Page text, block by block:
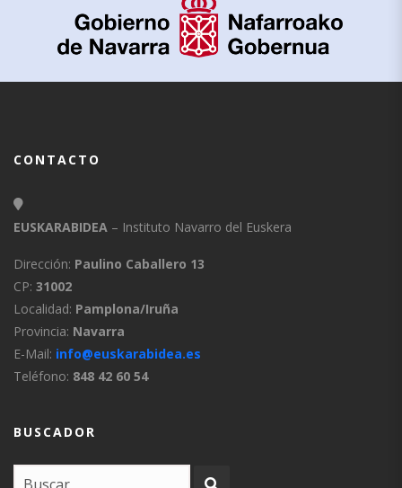
CONTACTO
EUSKARABIDEA – Instituto Navarro del Euskera
Dirección: Paulino Caballero 13
CP: 31002
Localidad: Pamplona/Iruña
Provincia: Navarra
E-Mail: info@euskarabidea.es
Teléfono: 848 42 60 54
BUSCADOR